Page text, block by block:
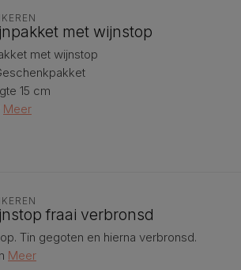
met wijnstop
met wijnstop
15 cm
Meer
fraai verbronsd
Tin gegoten en hierna verbronsd.
Meer